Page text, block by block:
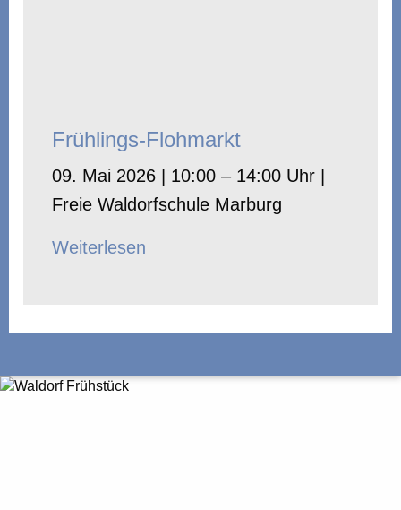
Frühlings-Flohmarkt
09. Mai 2026 | 10:00 – 14:00 Uhr |
Freie Waldorfschule Marburg
Weiterlesen